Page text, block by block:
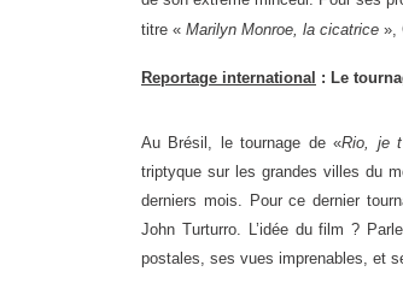
titre « Marilyn Monroe, la cicatrice »,
Reportage international : Le
Au Brésil, le tournage de «Rio, je
triptyque sur les grandes villes du
derniers mois. Pour ce dernier
John Turturro. L’idée du film ?
postales, ses vues imprenables, et